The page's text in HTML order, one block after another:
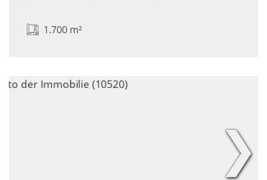
1.700 m²
❯